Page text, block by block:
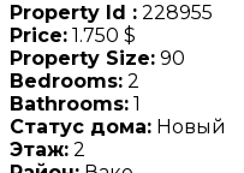
Property Id : 228955
Price: 1.750 $
Property Size: 90
Bedrooms: 2
Bathrooms: 1
Статус дома: Новый
Этаж: 2